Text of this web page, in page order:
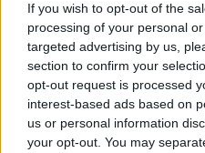
If you wish to opt-out of the
processing of your personal
targeted advertising by us,
section to confirm your
opt-out request is processed
interest-based ads based on
us or personal information
your opt-out. You may
Los investigadores
Chicle pudo lastrar